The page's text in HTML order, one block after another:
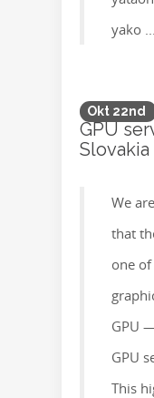
yako ...
Okt 22nd
GPU
Slovakia
We
that
one
GPU
GPU
This